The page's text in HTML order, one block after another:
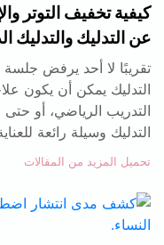
كيفية تخفيف التوتر
عن التدليك والتدليك
تقريبًا لا أحد يرفض
التدليك يمكن أن يكون
التدريب الرياضي، أو
التدليك وسيلة رائعة
تحميل المزيد من المقالات